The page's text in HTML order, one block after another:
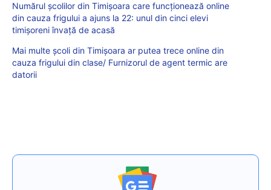
Numărul școlilor din Timișoara care funcționează online
din cauza frigului a ajuns la 22: unul din cinci elevi
timișoreni învață de acasă
Mai multe școli din Timișoara ar putea trece online din
cauza frigului din clase/ Furnizorul de agent termic are
datorii